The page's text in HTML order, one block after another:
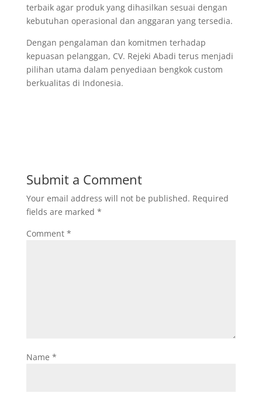
terbaik agar produk yang dihasilkan sesuai dengan
kebutuhan operasional dan anggaran yang tersedia.
Dengan pengalaman dan komitmen terhadap
kepuasan pelanggan, CV. Rejeki Abadi terus menjadi
pilihan utama dalam penyediaan bengkok custom
berkualitas di Indonesia.
Submit a Comment
Your email address will not be published. Required
fields are marked *
Comment *
Name *